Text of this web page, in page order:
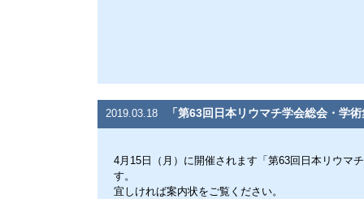
2019.03.18 「第63回日本リウマチ学会総会・学
4月15日（月）に開催されます「第63回日本リウマ
す。
宜しければ案内状をご覧ください。